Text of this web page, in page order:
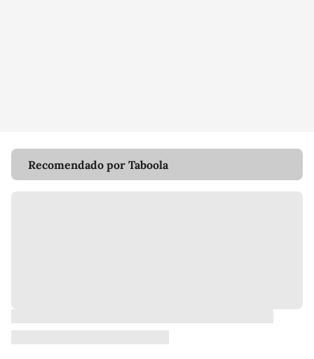
Recomendado por Taboola